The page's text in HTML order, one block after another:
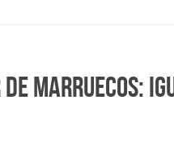
Marruecos: